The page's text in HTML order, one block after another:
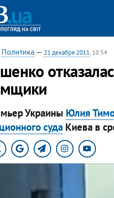
Политика — 21 декабря 2011, 10:54
Украины Юлия
судаКиева в